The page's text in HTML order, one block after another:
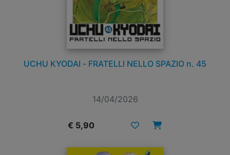
UCHU KYODAI - FRATELLI NELLO SPAZIO n. 45
14/04/2026
€ 5,90